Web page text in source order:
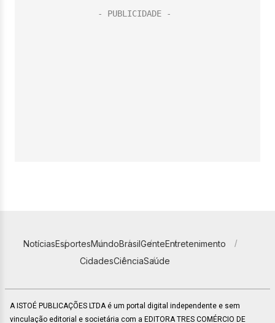
NotíciasEsportesMundoBrasilGenteEntretenimento
CidadesCiênciaSaúde
A ISTOÉ PUBLICAÇÕES LTDA é um portal digital independente e sem
vinculação editorial e societária com a EDITORA TRES COMÉRCIO DE